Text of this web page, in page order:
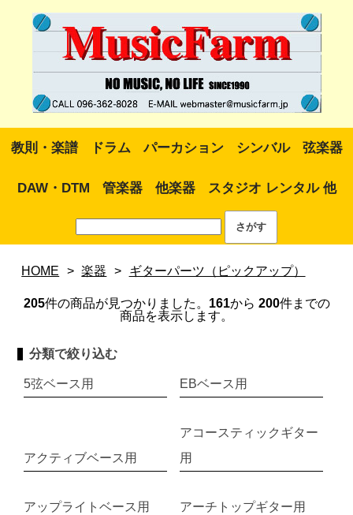
教則・楽譜 ドラム パーカション シンバル 弦楽器
DAW・DTM 管楽器 他楽器 スタジオ レンタル 他
HOME > 楽器 > ギターパーツ（ピックアップ）
205件の商品が見つかりました。 161から 200件までの
商品を表示します。
分類で絞り込む
5弦ベース用 EBベース用
アクティブベース用
アコースティックギター
用
アップライトベース用 アーチトップギター用